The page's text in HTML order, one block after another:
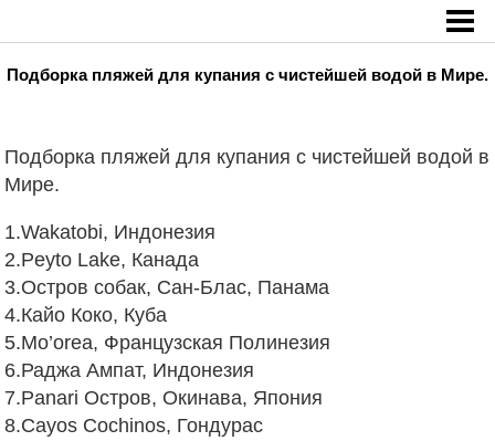
Подборка пляжей для купания с чистейшей водой в Мире.
Подборка пляжей для купания с чистейшей водой в Мире.
Подборка пляжей для купания с чистейшей водой в
Мире.
1.Wakatobi, Индонезия
2.Peyto Lake, Канада
3.Остров собак, Сан-Блас, Панама
4.Кайо Коко, Куба
5.Mo’orea, Французская Полинезия
6.Раджа Ампат, Индонезия
7.Panari Остров, Окинава, Япония
8.Cayos Cochinos, Гондурас